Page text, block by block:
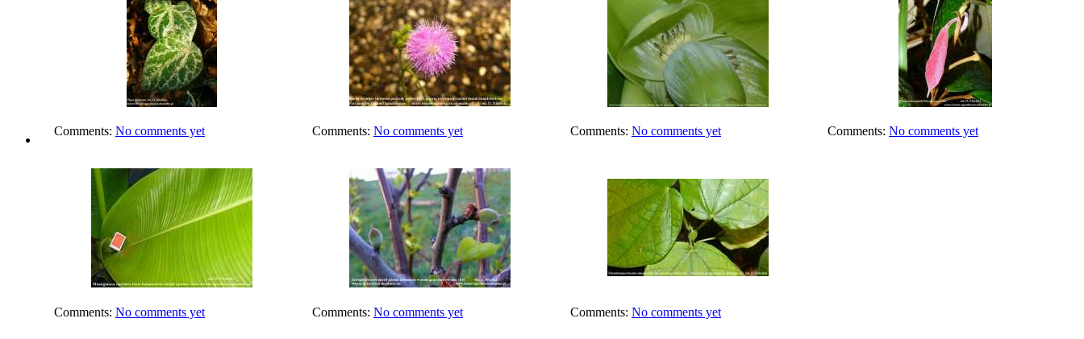
Comments: No comments yet Comments: No comments yet Comments: No comments yet Comments: No comments yet
Comments: No comments yet Comments: No comments yet Comments: No comments yet